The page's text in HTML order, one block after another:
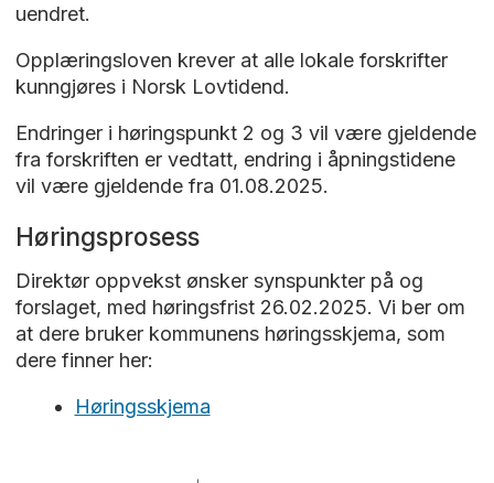
uendret.
Opplæringsloven krever at alle lokale forskrifter
kunngjøres i Norsk Lovtidend.
Endringer i høringspunkt 2 og 3 vil være gjeldende
fra forskriften er vedtatt, endring i åpningstidene
vil være gjeldende fra 01.08.2025.
Høringsprosess
Direktør oppvekst ønsker synspunkter på og
forslaget, med høringsfrist 26.02.2025. Vi ber om
at dere bruker kommunens høringsskjema, som
dere finner her:
Høringsskjema